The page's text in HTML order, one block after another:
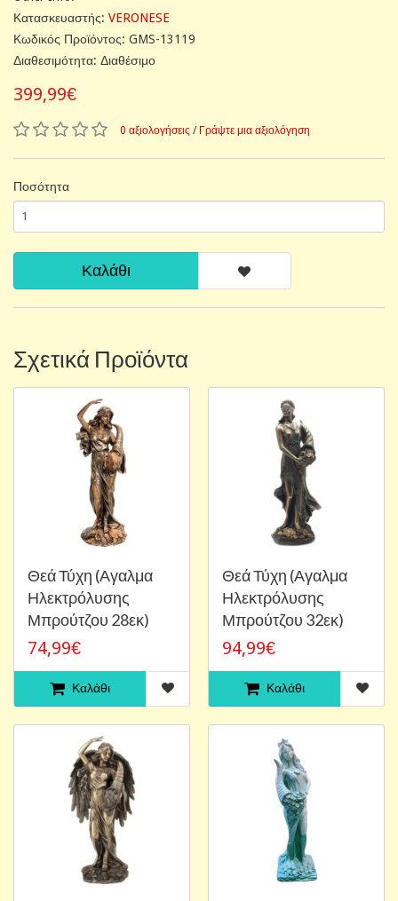
Κατασκευαστής: VERONESE
Κωδικός Προϊόντος: GMS-13119
Διαθεσιμότητα: Διαθέσιμο
399,99€
0 αξιολογήσεις / Γράψτε μια αξιολόγηση
Ποσότητα
Καλάθι
Σχετικά Προϊόντα
Θεά Τύχη (Αγαλμα
Ηλεκτρόλυσης
Μπρούτζου 28εκ)
74,99€
Καλάθι
Θεά Τύχη (Αγαλμα
Ηλεκτρόλυσης
Μπρούτζου 32εκ)
94,99€
Καλάθι